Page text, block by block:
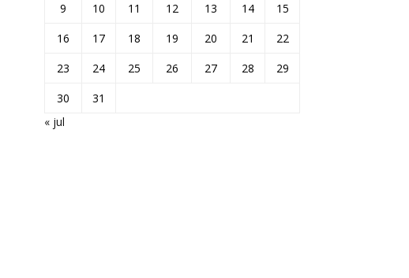
9
10 11 12 13 14
15
16
17 18 19 20 21
22
23
24 25 26 27 28
29
30
31
« jul